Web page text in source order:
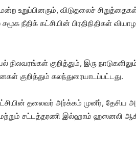
உறுப்பினரும், விடுதலைச்
நீதிக் கட்சியின் பிரதிநிதிகள்
குறித்தும், இரு
குறித்தும் கலந்துரையாடப்பட்டது.
கட்சியின் தலைவர் அர்க்கம் முனீர்,
சட்டத்தரணி இல்ஹாம் ஹஸனலி